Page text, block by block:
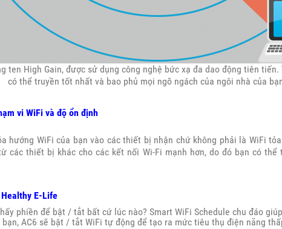
ten High Gain, được sử dụng công nghệ bức xạ đa dao động tiên
có thể truyền tốt nhất và bao phủ mọi ngõ ngách của ngôi nhà của
vi WiFi và độ ổn định
hướng WiFi của bạn vào các thiết bị nhận chứ không phải là WiFi
các thiết bị khác cho các kết nối Wi-Fi mạnh hơn, do đó bạn có thể
E-Life
phiền để bật / tắt bất cứ lúc nào? Smart WiFi Schedule chu đáo
AC6 sẽ bật / tắt WiFi tự động để tạo ra mức tiêu thụ điện năng